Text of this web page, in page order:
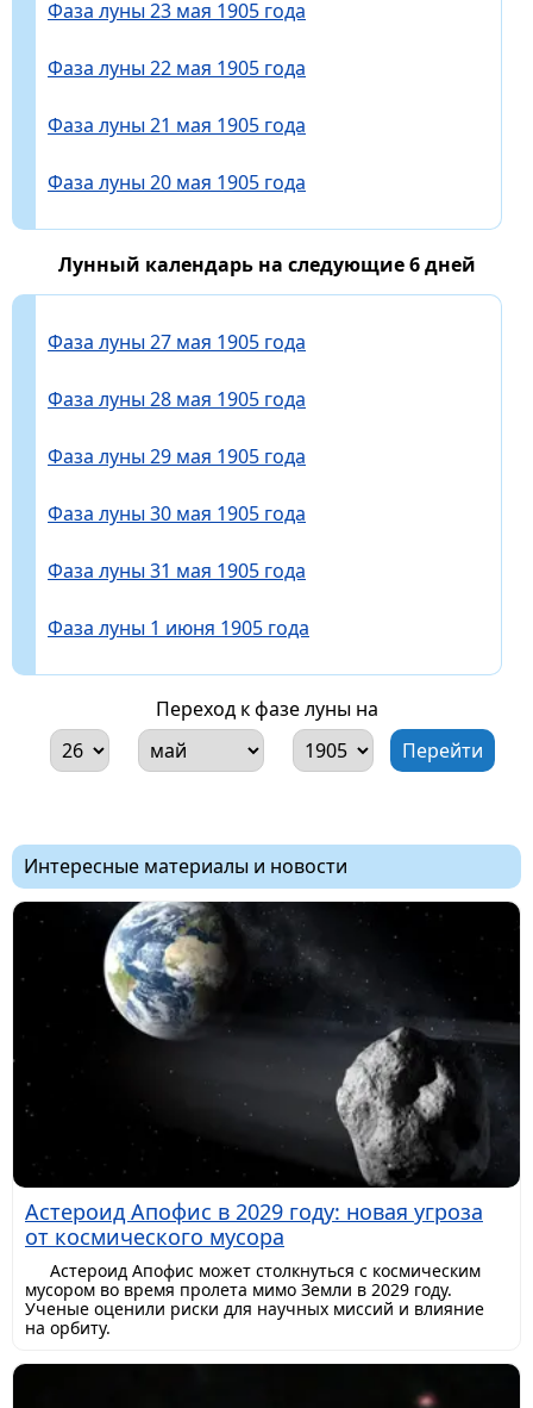
Фаза луны 23 мая 1905 года
Фаза луны 22 мая 1905 года
Фаза луны 21 мая 1905 года
Фаза луны 20 мая 1905 года
Лунный календарь на следующие 6 дней
Фаза луны 27 мая 1905 года
Фаза луны 28 мая 1905 года
Фаза луны 29 мая 1905 года
Фаза луны 30 мая 1905 года
Фаза луны 31 мая 1905 года
Фаза луны 1 июня 1905 года
Переход к фазе луны на
Интересные материалы и новости
Астероид Апофис в 2029 году: новая угроза
от космического мусора
Астероид Апофис может столкнуться с космическим
мусором во время пролета мимо Земли в 2029 году.
Ученые оценили риски для научных миссий и влияние
на орбиту.